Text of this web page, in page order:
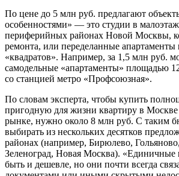
По цене до 5 млн руб. предлагают
особенностями» — это студии в
периферийных районах Новой Москвы,
ремонта, или переделанные
«квадратов». Например, за 1,5 млн руб.
самодельные «апартаменты» площадью
со станцией метро «Профсоюзная».
По словам эксперта, чтобы купить
пригодную для жизни квартиру в
рынке, нужно около 8 млн руб. С таким
выбирать из нескольких десятков
районах (например, Бирюлево,
Зеленоград, Новая Москва). «Единичные
быть и дешевле, но они почти всегда